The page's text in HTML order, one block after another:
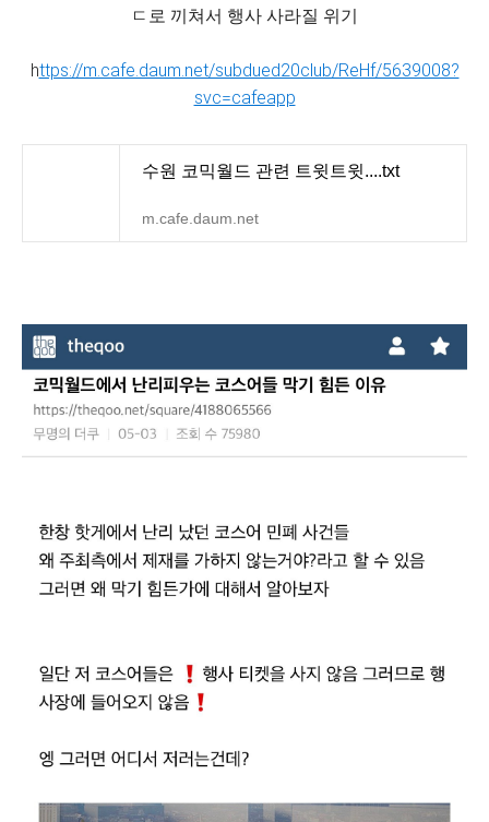
ㄷ로 끼쳐서 행사 사라질 위기
https://m.cafe.daum.net/subdued20club/ReHf/5639008?
svc=cafeapp
수원 코믹월드 관련 트윗트윗....txt
m.cafe.daum.net